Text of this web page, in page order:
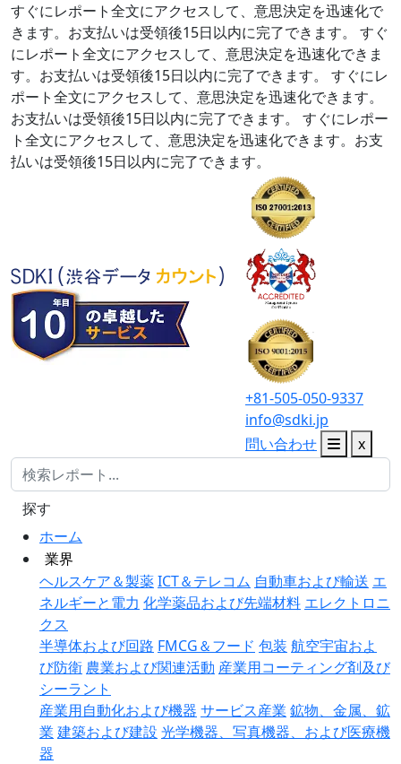
すぐにレポート全文にアクセスして、意思決定を迅速化で
きます。お支払いは受領後15日以内に完了できます。
すぐ
にレポート全文にアクセスして、意思決定を迅速化できま
す。お支払いは受領後15日以内に完了できます。
すぐにレ
ポート全文にアクセスして、意思決定を迅速化できます。
お支払いは受領後15日以内に完了できます。
すぐにレポー
ト全文にアクセスして、意思決定を迅速化できます。お支
払いは受領後15日以内に完了できます。
+81-505-050-9337
info@sdki.jp
問い合わせ
x
ホーム
業界
ヘルスケア＆製薬ICT＆テレコム 自動車および輸送 エ
ネルギーと電力 化学薬品および先端材料 エレクトロニ
クス
半導体および回路 FMCG＆フード 包装 航空宇宙およ
び防衛 農業および関連活動 産業用コーティング剤及び
シーラント
産業用自動化および機器 サービス産業 鉱物、金属、鉱
業 建築および建設 光学機器、写真機器、および医療機
器
探す